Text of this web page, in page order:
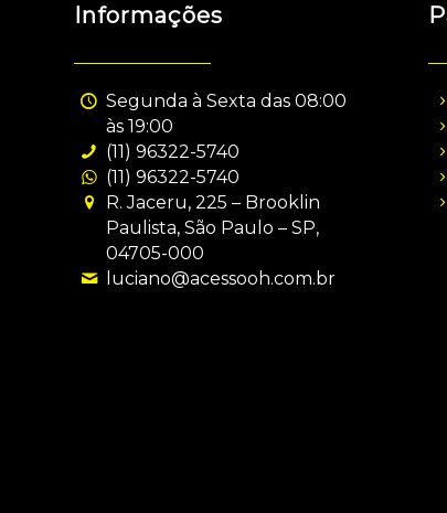
Informações
Segunda à Sexta das 08:00
às 19:00
(11) 96322-5740
(11) 96322-5740
R. Jaceru, 225 – Brooklin
Paulista, São Paulo – SP,
04705-000
luciano@acessooh.com.br